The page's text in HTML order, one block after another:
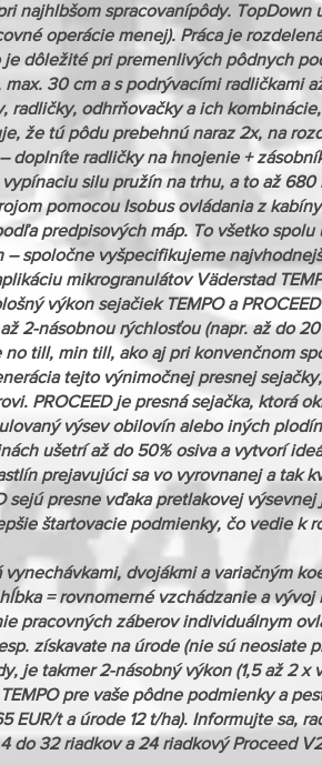
najhlbšom spracovanípôdy.
operácie menej). Práca je
dôležité pri premenlivých pôdnych
max. 30 cm a s podrývacími radličkami
odhrňovačky a ich
že tú pôdu prebehnú naraz 2x, na
doplníte radličky na hnojenie +
silu pružín na trhu, a to až
pomocou Isobus ovládania z
predpisových máp. To všetko
spoločne vyšpecifikujeme
mikrogranulátov Väderstad
výkon sejačiek TEMPO a
2-násobnou rýchlosťou (napr. až do
till, min till, ako aj pri konvenčnom
tejto výnimočnej presnej
PROCEED je presná sejačka, ktorá
výsev obilovín alebo iných
ušetrí až do 50% osiva a vytvorí
prejavujúci sa vo vyrovnanej a tak
sejú presne vďaka pretlakovej
štartovacie podmienky, čo vedie k
dvojákmi a variačným
= rovnomerné vzchádzanie a vývoj
pracovných záberov individuálnym
získavate na úrode (nie sú neosiate
je takmer 2-násobný výkon (1,5 až 2
pre vaše pôdne podmienky a
EUR/t a úrode 12 t/ha). Informujte sa,
do 32 riadkov a 24 riadkový Proceed